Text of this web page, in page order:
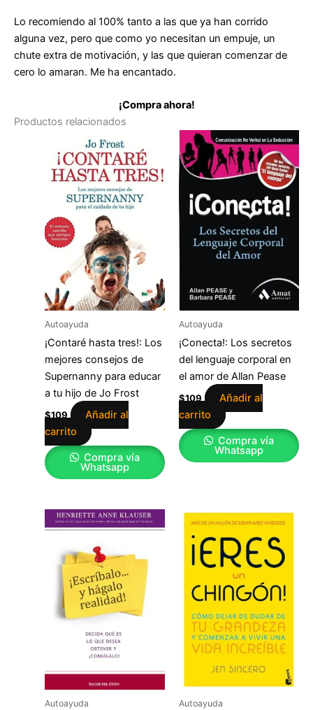
Lo recomiendo al 100% tanto a las que ya han corrido
alguna vez, pero que como yo necesitan un empuje, un
chute extra de motivación, y las que quieran comenzar de
cero lo amaran. Me ha encantado.
¡Compra ahora!
Productos relacionados
Autoayuda
¡Contaré hasta tres!: Los
mejores consejos de
Supernanny para educar
a tu hijo de Jo Frost
$109
Añadir al
carrito
Compra vía
Whatsapp
Autoayuda
¡Conecta!: Los secretos
del lenguaje corporal en
el amor de Allan Pease
$109
Añadir al
carrito
Compra vía
Whatsapp
Autoayuda Autoayuda